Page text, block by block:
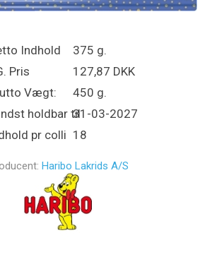
Indhold
375 g.
Pris
127,87 DKK
Vægt:
450 g.
holdbar til31-03-2027
pr colli 18
Haribo Lakrids A/S